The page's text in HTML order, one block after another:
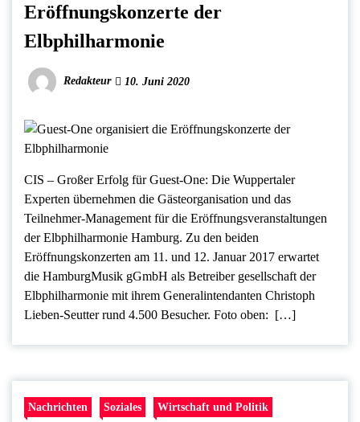
Eröffnungskonzerte der
Elbphilharmonie
Redakteur 10. Juni 2020
CIS – Großer Erfolg für Guest-One: Die Wuppertaler
Experten übernehmen die Gästeorganisation und das
Teilnehmer-Management für die Eröffnungsveranstaltungen
der Elbphilharmonie Hamburg. Zu den beiden
Eröffnungskonzerten am 11. und 12. Januar 2017 erwartet
die HamburgMusik gGmbH als Betreiber gesellschaft der
Elbphilharmonie mit ihrem Generalintendanten Christoph
Lieben-Seutter rund 4.500 Besucher. Foto oben: […]
Nachrichten Soziales Wirtschaft und Politik